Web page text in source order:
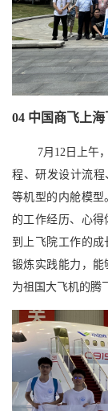
04 中国商飞上
7月12日上午
程、研发设计流程
等机型的内舱模型
的工作经历、心
到上飞院工作的成
锻炼实践能力，能
为祖国大飞机的腾